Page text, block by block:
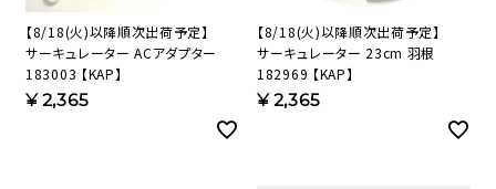
【8/18(火)以降順次出荷予定】
サーキュレーター ACアダプター
183003 【KAP】
¥2,365
【8/18(火)以降順次出荷予定】
サーキュレーター 23cm 羽根
182969 【KAP】
¥2,365